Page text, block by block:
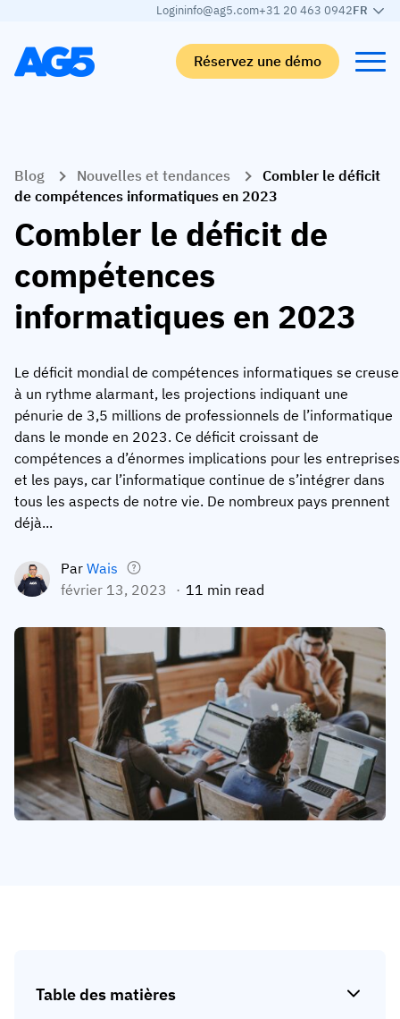
Logininfo@ag5.com+31 20 463 0942FR
Réservez une démo
Matrice de compétences
Matrice de compétences
Bibliothèque de compétences
Gestion des compétences
Fusion des compétences par IA
Effectifs
Profil de l’employés
Historique de formation
Certificats et licences
Application de compétences terrain
Conformité
Exigences de formation
Préparation des effectifs
Pistes d’audit
Analyses
Analyse des écarts de compétences
Parcourir
Par secteur
Automobile
Agroalimentaire
Logistique
Fabrication médicale
Voir tous les secteurs
Par rôles
Coordinateur de formation
Gestionnaire opérationnel
Directeur informatique
Auditeur
Automobile
Adient
Logistique
Base Logistics
Nourriture
Intersnack
JDE Coffee
Syngenta
Chimique
Lenzing
Ashland
Emballage
Canpack
Apprendre
AG5 Blog
Livres blancs
Programme de partenariat
Webinaires
Assistance
Customer success
Base de connaissances
Statut AG5
Envoyer une question
Entreprise
À propos de nous
Contactez-nous
Blog Nouvelles et tendances
Combler le déficit
de compétences informatiques en 2023
Combler le déficit de
compétences
informatiques en 2023
Le déficit mondial de compétences informatiques se creuse
à un rythme alarmant, les projections indiquant une
pénurie de 3,5 millions de professionnels de l’informatique
dans le monde en 2023. Ce déficit croissant de
compétences a d’énormes implications pour les entreprises
et les pays, car l’informatique continue de s’intégrer dans
tous les aspects de notre vie. De nombreux pays prennent
déjà...
Par Wais
février 13, 2023
11 min read
Table des matières